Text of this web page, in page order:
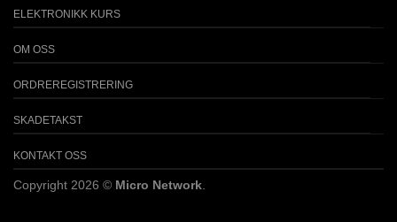
ELEKTRONIKK KURS
OM OSS
ORDREREGISTRERING
SKADETAKST
KONTAKT OSS
Copyright 2026 © Micro Network